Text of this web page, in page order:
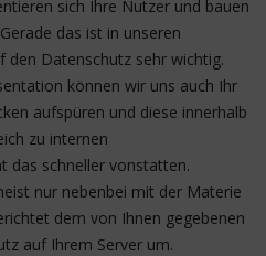
sich Ihre Nutzer und bauen
das ist in unseren
den Datenschutz sehr wichtig.
können wir uns auch Ihr
aufspüren und diese innerhalb
zu internen
das schneller vonstatten.
nur nebenbei mit der Materie
dem von Ihnen gegebenen
auf Ihrem Server um.